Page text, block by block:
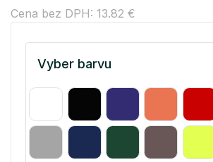
Cena bez DPH: 13.82 €
Vyber barvu